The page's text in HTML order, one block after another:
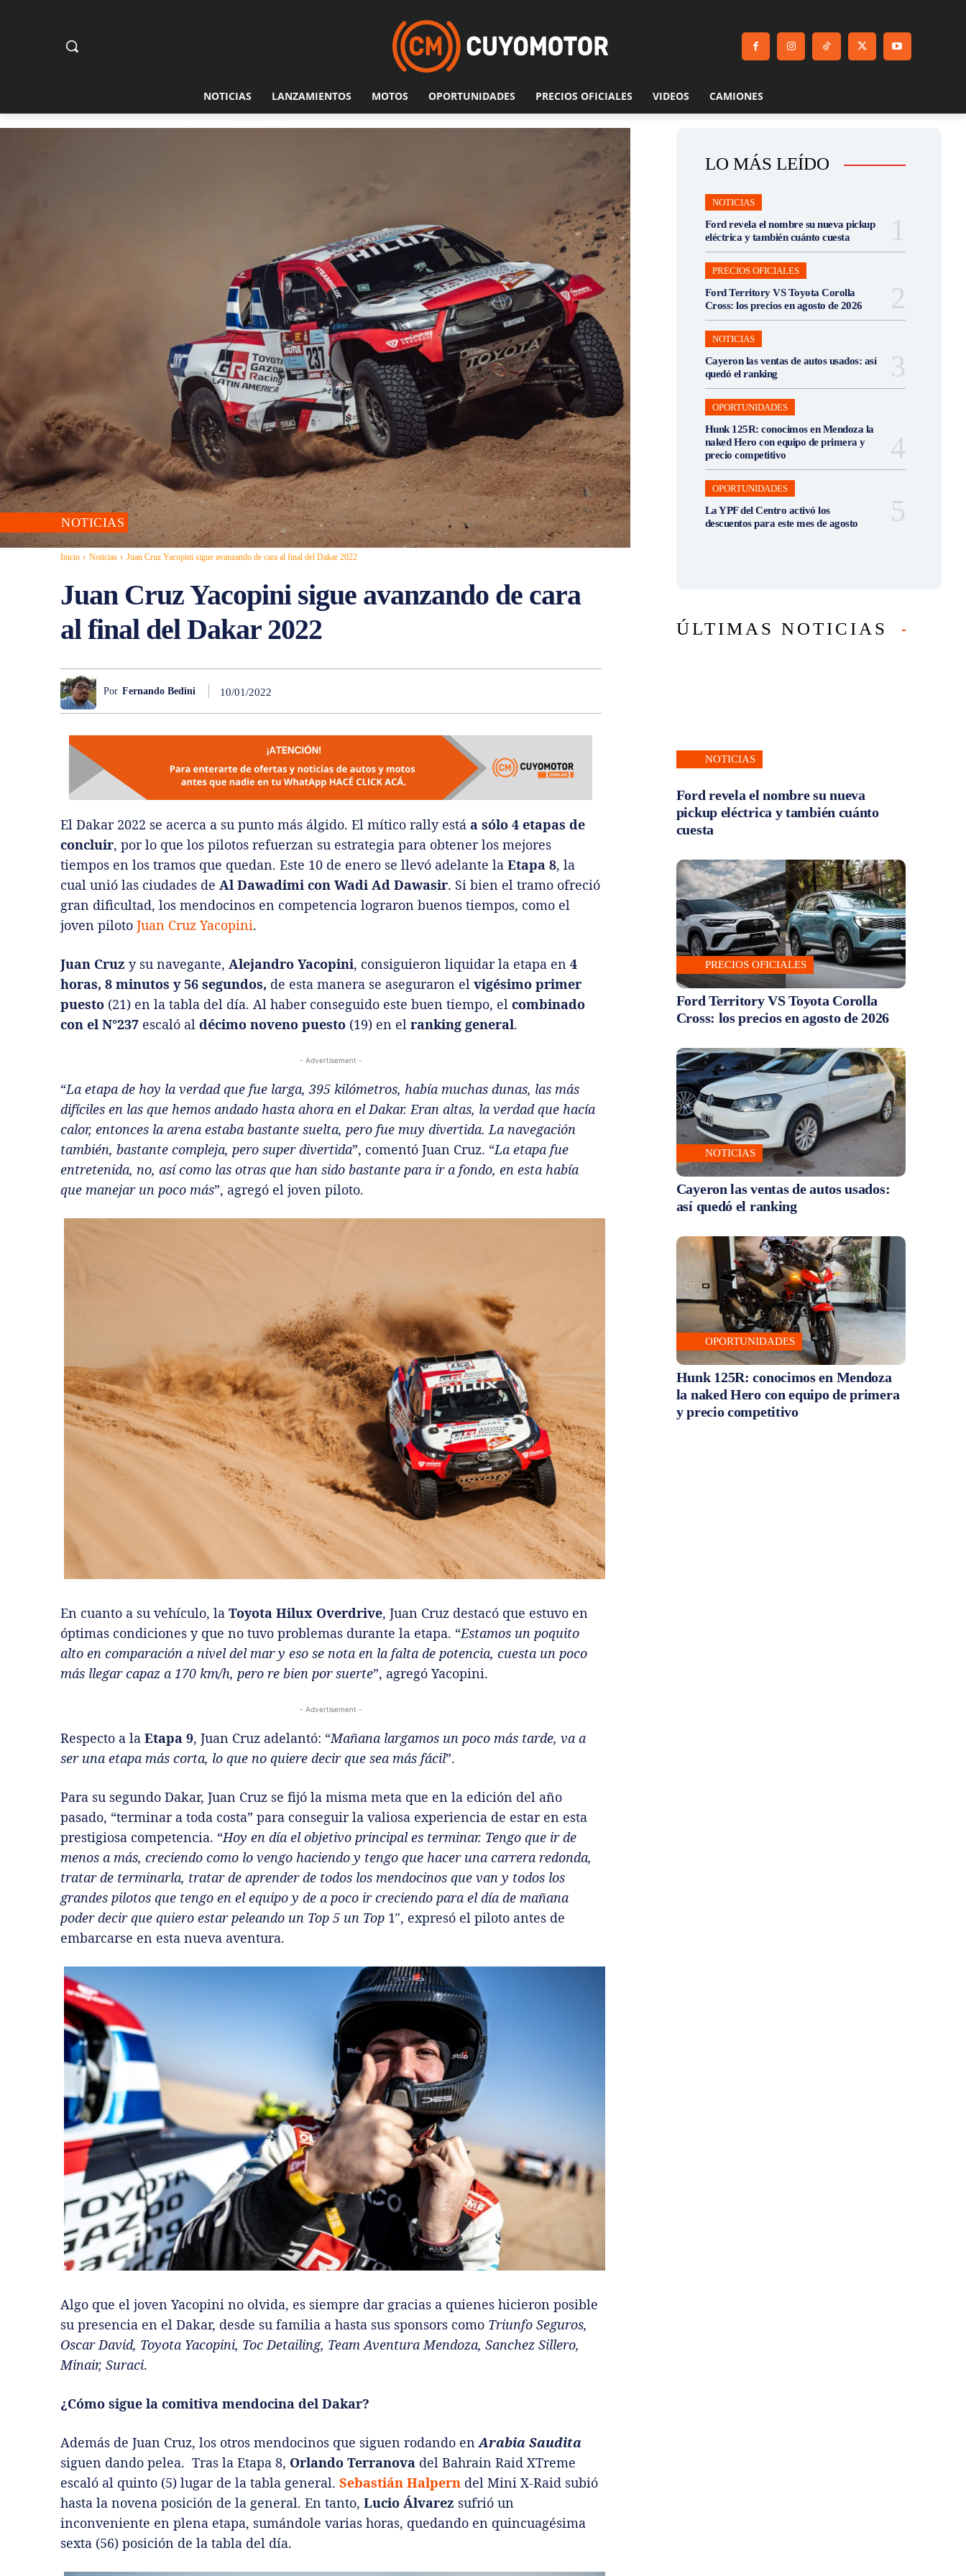
NOTICIAS LANZAMIENTOS MOTOS OPORTUNIDADES PRECIOS OFICIALES VIDEOS CAMIONES
NOTICIAS
Inicio Noticias Juan Cruz Yacopini sigue avanzando de cara al final del Dakar 2022
Juan Cruz Yacopini sigue avanzando de cara
al final del Dakar 2022
Por Fernando Bedini 10/01/2022
El Dakar 2022 se acerca a su punto más álgido. El mítico rally está a sólo 4 etapas de
concluir, por lo que los pilotos refuerzan su estrategia para obtener los mejores
tiempos en los tramos que quedan. Este 10 de enero se llevó adelante la Etapa 8, la
cual unió las ciudades de Al Dawadimi con Wadi Ad Dawasir. Si bien el tramo ofreció
gran dificultad, los mendocinos en competencia lograron buenos tiempos, como el
joven piloto Juan Cruz Yacopini.
Juan Cruz y su navegante, Alejandro Yacopini, consiguieron liquidar la etapa en 4
horas, 8 minutos y 56 segundos, de esta manera se aseguraron el vigésimo primer
puesto (21) en la tabla del día. Al haber conseguido este buen tiempo, el combinado
con el N°237 escaló al décimo noveno puesto (19) en el ranking general.
- Advertisement -
“La etapa de hoy la verdad que fue larga, 395 kilómetros, había muchas dunas, las más
difíciles en las que hemos andado hasta ahora en el Dakar. Eran altas, la verdad que hacía
calor, entonces la arena estaba bastante suelta, pero fue muy divertida. La navegación
también, bastante compleja, pero super divertida”, comentó Juan Cruz. “La etapa fue
entretenida, no, así como las otras que han sido bastante para ir a fondo, en esta había
que manejar un poco más”, agregó el joven piloto.
En cuanto a su vehículo, la Toyota Hilux Overdrive, Juan Cruz destacó que estuvo en
óptimas condiciones y que no tuvo problemas durante la etapa. “Estamos un poquito
alto en comparación a nivel del mar y eso se nota en la falta de potencia, cuesta un poco
más llegar capaz a 170 km/h, pero re bien por suerte”, agregó Yacopini.
- Advertisement -
Respecto a la Etapa 9, Juan Cruz adelantó: “Mañana largamos un poco más tarde, va a
ser una etapa más corta, lo que no quiere decir que sea más fácil”.
Para su segundo Dakar, Juan Cruz se fijó la misma meta que en la edición del año
pasado, “terminar a toda costa” para conseguir la valiosa experiencia de estar en esta
prestigiosa competencia. “Hoy en día el objetivo principal es terminar. Tengo que ir de
menos a más, creciendo como lo vengo haciendo y tengo que hacer una carrera redonda,
tratar de terminarla, tratar de aprender de todos los mendocinos que van y todos los
grandes pilotos que tengo en el equipo y de a poco ir creciendo para el día de mañana
poder decir que quiero estar peleando un Top 5 un Top 1″, expresó el piloto antes de
embarcarse en esta nueva aventura.
Algo que el joven Yacopini no olvida, es siempre dar gracias a quienes hicieron posible
su presencia en el Dakar, desde su familia a hasta sus sponsors como Triunfo Seguros,
Oscar David, Toyota Yacopini, Toc Detailing, Team Aventura Mendoza, Sanchez Sillero,
Minair, Suraci.
¿Cómo sigue la comitiva mendocina del Dakar?
Además de Juan Cruz, los otros mendocinos que siguen rodando enArabia Saudita
siguen dando pelea. Tras la Etapa 8, Orlando Terranova del Bahrain Raid XTreme
escaló al quinto (5) lugar de la tabla general. Sebastián Halpern del Mini X-Raid subió
hasta la novena posición de la general. En tanto, Lucio Álvarez sufrió un
inconveniente en plena etapa, sumándole varias horas, quedando en quincuagésima
sexta (56) posición de la tabla del día.
LO MÁS LEÍDO
NOTICIAS
Ford revela el nombre su nueva pickup
eléctrica y también cuánto cuesta
PRECIOS OFICIALES
Ford Territory VS Toyota Corolla
Cross: los precios en agosto de 2026
NOTICIAS
Cayeron las ventas de autos usados: así
quedó el ranking
OPORTUNIDADES
Hunk 125R: conocimos en Mendoza la
naked Hero con equipo de primera y
precio competitivo
OPORTUNIDADES
La YPF del Centro activó los
descuentos para este mes de agosto
ÚLTIMAS NOTICIAS
NOTICIAS
Ford revela el nombre su nueva
pickup eléctrica y también cuánto
cuesta
PRECIOS OFICIALES
Ford Territory VS Toyota Corolla
Cross: los precios en agosto de 2026
NOTICIAS
Cayeron las ventas de autos usados:
así quedó el ranking
OPORTUNIDADES
Hunk 125R: conocimos en Mendoza
la naked Hero con equipo de primera
y precio competitivo